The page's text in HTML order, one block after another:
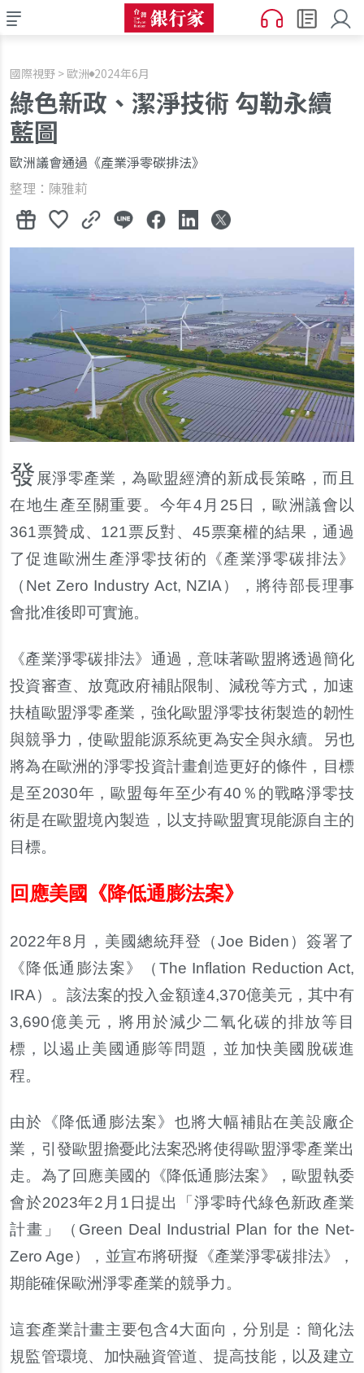
國際視野 > 歐洲 2024年6月
綠色新政、潔淨技術 勾勒永續
藍圖
歐洲議會通過《產業淨零碳排法》
整理：陳雅莉
發 展淨零產業，為歐盟經濟的新成長策略，而且
在地生產至關重要。今年4月25日，歐洲議會以
361票贊成、121票反對、45票棄權的結果，通過
了促進歐洲生產淨零技術的《產業淨零碳排法》
（Net Zero Industry Act, NZIA），將待部長理事
會批准後即可實施。
《產業淨零碳排法》通過，意味著歐盟將透過簡化
投資審查、放寬政府補貼限制、減稅等方式，加速
扶植歐盟淨零產業，強化歐盟淨零技術製造的韌性
與競爭力，使歐盟能源系統更為安全與永續。另也
將為在歐洲的淨零投資計畫創造更好的條件，目標
是至2030年，歐盟每年至少有40％的戰略淨零技
術是在歐盟境內製造，以支持歐盟實現能源自主的
目標。
回應美國《降低通膨法案》
2022年8月，美國總統拜登（Joe Biden）簽署了
《降低通膨法案》（The Inflation Reduction Act,
IRA）。該法案的投入金額達4,370億美元，其中有
3,690億美元，將用於減少二氧化碳的排放等目
標，以遏止美國通膨等問題，並加快美國脫碳進
程。
由於《降低通膨法案》也將大幅補貼在美設廠企
業，引發歐盟擔憂此法案恐將使得歐盟淨零產業出
走。為了回應美國的《降低通膨法案》，歐盟執委
會於2023年2月1日提出「淨零時代綠色新政產業
計畫」（Green Deal Industrial Plan for the Net-
Zero Age），並宣布將研擬《產業淨零碳排法》，
期能確保歐洲淨零產業的競爭力。
這套產業計畫主要包含4大面向，分別是：簡化法
規監管環境、加快融資管道、提高技能，以及建立